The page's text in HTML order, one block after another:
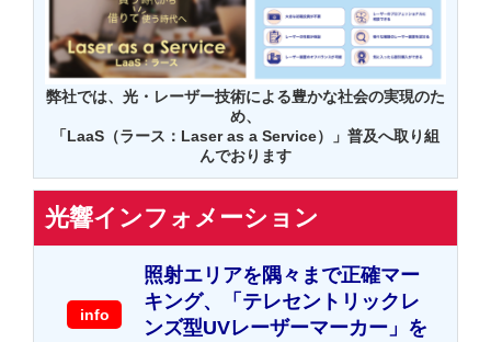
弊社では、光・レーザー技術による豊かな社会の実現のた
め、
「LaaS（ラース：Laser as a Service）」普及へ取り組
んでおります
光響インフォメーション
info
照射エリアを隅々まで正確マー
キング、「テレセントリックレ
ンズ型UVレーザーマーカー」を